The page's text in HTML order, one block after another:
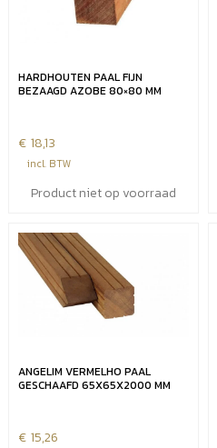
HARDHOUTEN PAAL FIJN
BEZAAGD AZOBE 80×80 MM
€ 18,13
incl. BTW
Product niet op voorraad
ANGELIM VERMELHO PAAL
GESCHAAFD 65X65X2000 MM
€ 15,26